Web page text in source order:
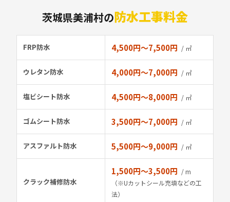
茨城県美浦村の防水工事料金
FRP防水 4,500円〜7,500円 / ㎡
ウレタン防水 4,000円〜7,000円 / ㎡
塩ビシート防水 4,500円〜8,000円 / ㎡
ゴムシート防水 3,500円〜7,000円 / ㎡
アスファルト防水 5,500円〜9,000円 / ㎡
クラック補修防水
1,500円〜3,500円 / m
（※Uカットシール充填などの工
法）